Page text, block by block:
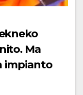
Ma
impianto